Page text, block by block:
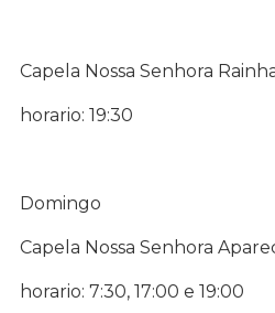
Capela Nossa Senhora
horario: 19:30
Domingo
Capela Nossa Senhora
horario: 7:30, 17:00 e 19:00